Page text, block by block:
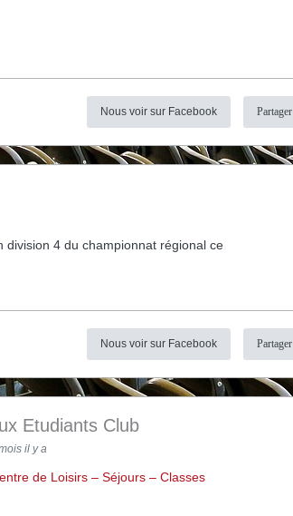
Nous voir sur Facebook Partager
division 4 du championnat régional ce
Nous voir sur Facebook Partager
Etudiants Club
il y a
de Loisirs – Séjours – Classes